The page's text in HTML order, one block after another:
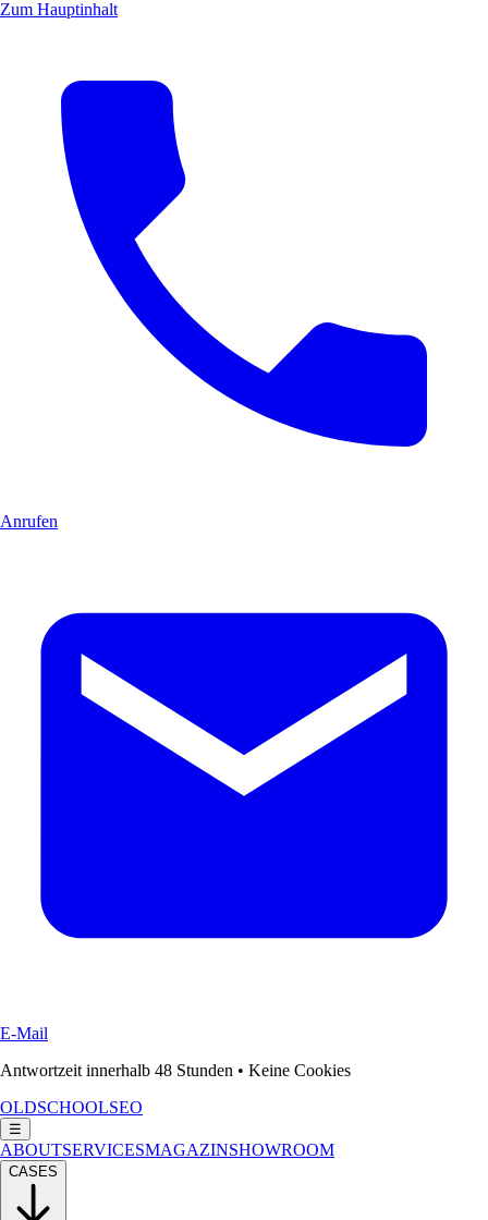
Zum Hauptinhalt
Anrufen
E-Mail
Antwortzeit innerhalb 48 Stunden • Keine Cookies
OLDSCHOOLSEO
☰
ABOUTSERVICESMAGAZINSHOWROOM
CASES